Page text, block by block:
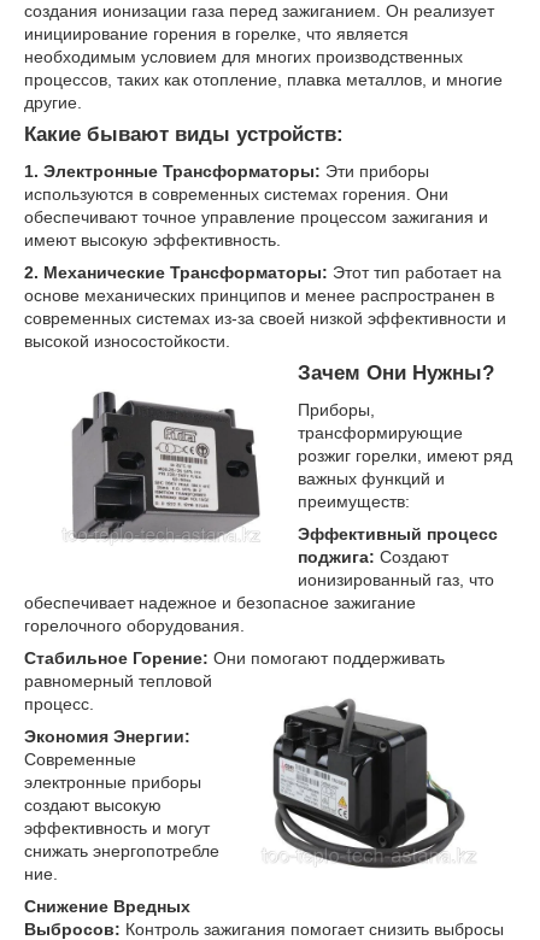
создания ионизации газа перед зажиганием. Он реализует
инициирование горения в горелке, что является
необходимым условием для многих производственных
процессов, таких как отопление, плавка металлов, и многие
другие.
Какие бывают виды устройств:
1. Электронные Трансформаторы: Эти приборы
используются в современных системах горения. Они
обеспечивают точное управление процессом зажигания и
имеют высокую эффективность.
2. Механические Трансформаторы: Этот тип работает на
основе механических принципов и менее распространен в
современных системах из-за своей низкой эффективности и
высокой износостойкости.
Зачем Они Нужны?
Приборы,
трансформирующие
розжиг горелки, имеют ряд
важных функций и
преимуществ:
Эффективный процесс
поджига: Создают
ионизированный газ, что
обеспечивает надежное и безопасное зажигание
горелочного оборудования.
Стабильное Горение: Они помогают поддерживать
равномерный тепловой
процесс.
Экономия Энергии:
Современные
электронные приборы
создают высокую
эффективность и могут
снижать энергопотребле
ние.
Снижение Вредных
Выбросов: Контроль зажигания помогает снизить выбросы